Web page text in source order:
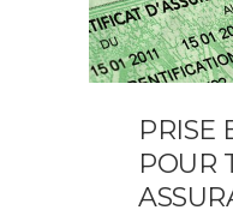
PRISE
POUR